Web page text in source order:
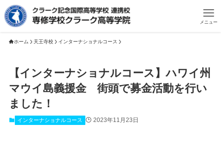
メニュー
ホーム 天王寺校 インターナショナルコース
【インターナショナルコース】ハワイ州
マウイ島義援金 街頭で募金活動を行い
ました！
インターナショナルコース 2023年11月23日